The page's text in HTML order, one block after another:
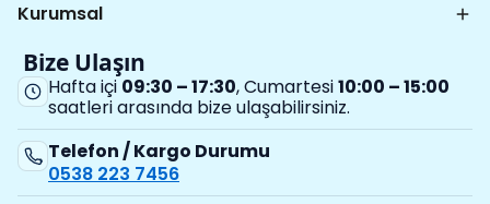
Kurumsal
Bize Ulaşın
Hafta içi 09:30 – 17:30, Cumartesi10:00 – 15:00
saatleri arasında bize ulaşabilirsiniz.
Telefon / Kargo Durumu
0538 223 7456